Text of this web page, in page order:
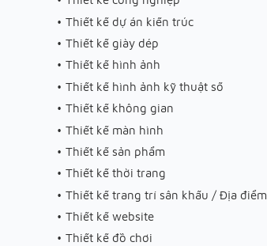
Thiết kế dự án kiến trúc
Thiết kế giày dép
Thiết kế hình ảnh
Thiết kế hình ảnh kỹ thuật số
Thiết kế không gian
Thiết kế màn hình
Thiết kế sản phẩm
Thiết kế thời trang
Thiết kế trang trí sân khấu / Địa điểm
Thiết kế website
Thiết kế đồ chơi